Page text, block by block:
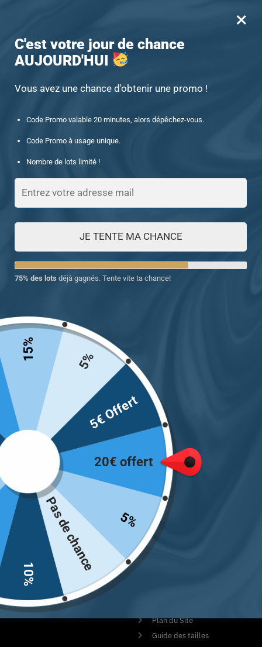
0
-15% offert des 60€ d’achat avec le code : UNIQUE15
Accueil / Produits identifiés “652086654-ET”
652086654-ET
FILTRES
Voici le seul résultat
signe Balance équilibre et
harmonie
129.00
Choix des options
Voici le seul résultat
Optez pour une magnifique
Chevalière pour lui comme
pour elle avec Chevalière
Unique. La boutique numéro
1 en France
Contactez-nous
INFORMATIONS
Mon Compte
Suivre ma Commande
F.A.Q/ Contact
Politique de
remboursement et de
Plan du Site
Guide des tailles
×
C'est votre jour de chance
AUJOURD'HUI
Vous avez une chance d'obtenir une promo !
Code Promo valable 20 minutes, alors dépêchez-vous.
Code Promo à usage unique.
Nombre de lots limité !
JE TENTE MA CHANCE
75% des lots déjà gagnés. Tente vite ta chance!
20€ offert
5%
Pas de chance
10%
15% 5%
5€ Offert